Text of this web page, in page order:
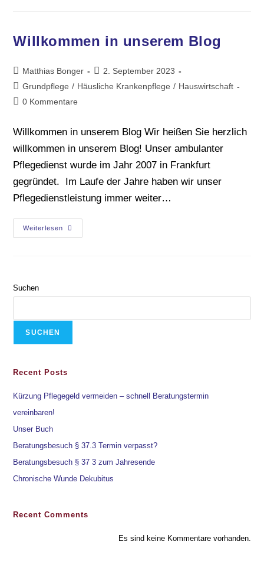
Willkommen in unserem Blog
Matthias Bonger
2. September 2023
Grundpflege / Häusliche Krankenpflege / Hauswirtschaft
0 Kommentare
Willkommen in unserem Blog Wir heißen Sie herzlich
willkommen in unserem Blog! Unser ambulanter
Pflegedienst wurde im Jahr 2007 in Frankfurt
gegründet. Im Laufe der Jahre haben wir unser
Pflegedienstleistung immer weiter…
Weiterlesen
Suchen
SUCHEN
Recent Posts
Kürzung Pflegegeld vermeiden – schnell Beratungstermin
vereinbaren!
Unser Buch
Beratungsbesuch § 37.3 Termin verpasst?
Beratungsbesuch § 37 3 zum Jahresende
Chronische Wunde Dekubitus
Recent Comments
Es sind keine Kommentare vorhanden.